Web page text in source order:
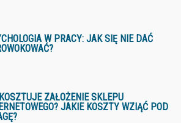
W PRACY: JAK SIĘ NIE DAĆ
ZAŁOŻENIE SKLEPU
JAKIE KOSZTY WZIĄĆ POD